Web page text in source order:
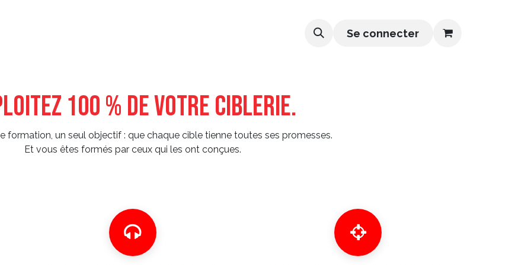
Se connecter
100 % de votre ciblerie.
formation, un seul objectif : que chaque cible tienne toutes ses promesses.
Et vous êtes formés par ceux qui les ont conçues.